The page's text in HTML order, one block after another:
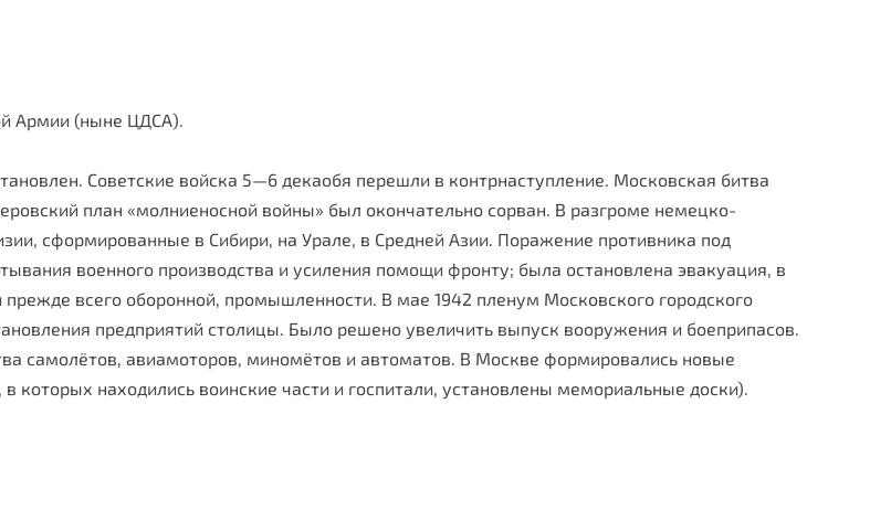
Армии (ныне ЦДСА).
Советские войска 5—6 декаобя перешли в контрнаступление. Московская битва
план «молниеносной войны» был окончатель­но сорван. В разгроме немецко-
сформированные в Сибири, на Урале, в Средней Азии. Поражение про­тивника под
военного производства и усиления помощи фронту; была остановлена эвакуация, в
всего оборонной, промышленности. В мае 1942 пленум Московского городского
пред­приятий столицы. Было решено увели­чить выпуск вооружения и боеприпасов.
самолётов, авиамото­ров, миномётов и автоматов. В Москве формировались новые
которых находились воинские части и госпитали, установлены мемориальные доски).